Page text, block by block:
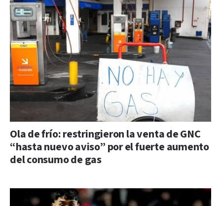
Ola de frío: restringieron la venta de GNC
“hasta nuevo aviso” por el fuerte aumento
del consumo de gas